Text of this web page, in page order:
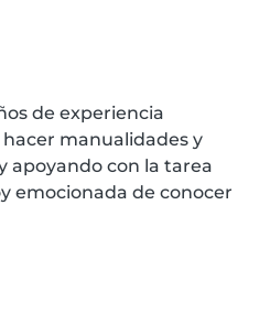
de experiencia
hacer manualidades y
apoyando con la tarea
emocionada de conocer